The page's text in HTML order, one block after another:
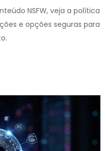
NSFW, veja a política
e opções seguras para